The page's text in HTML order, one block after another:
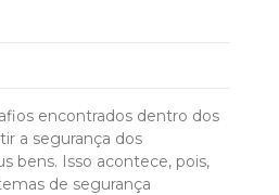
encontrados dentro dos
a segurança dos
bens. Isso acontece, pois,
de segurança